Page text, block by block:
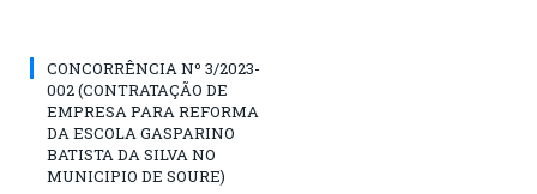
CONCORRÊNCIA Nº 3/2023-
002 (CONTRATAÇÃO DE
EMPRESA PARA REFORMA
DA ESCOLA GASPARINO
BATISTA DA SILVA NO
MUNICIPIO DE SOURE)